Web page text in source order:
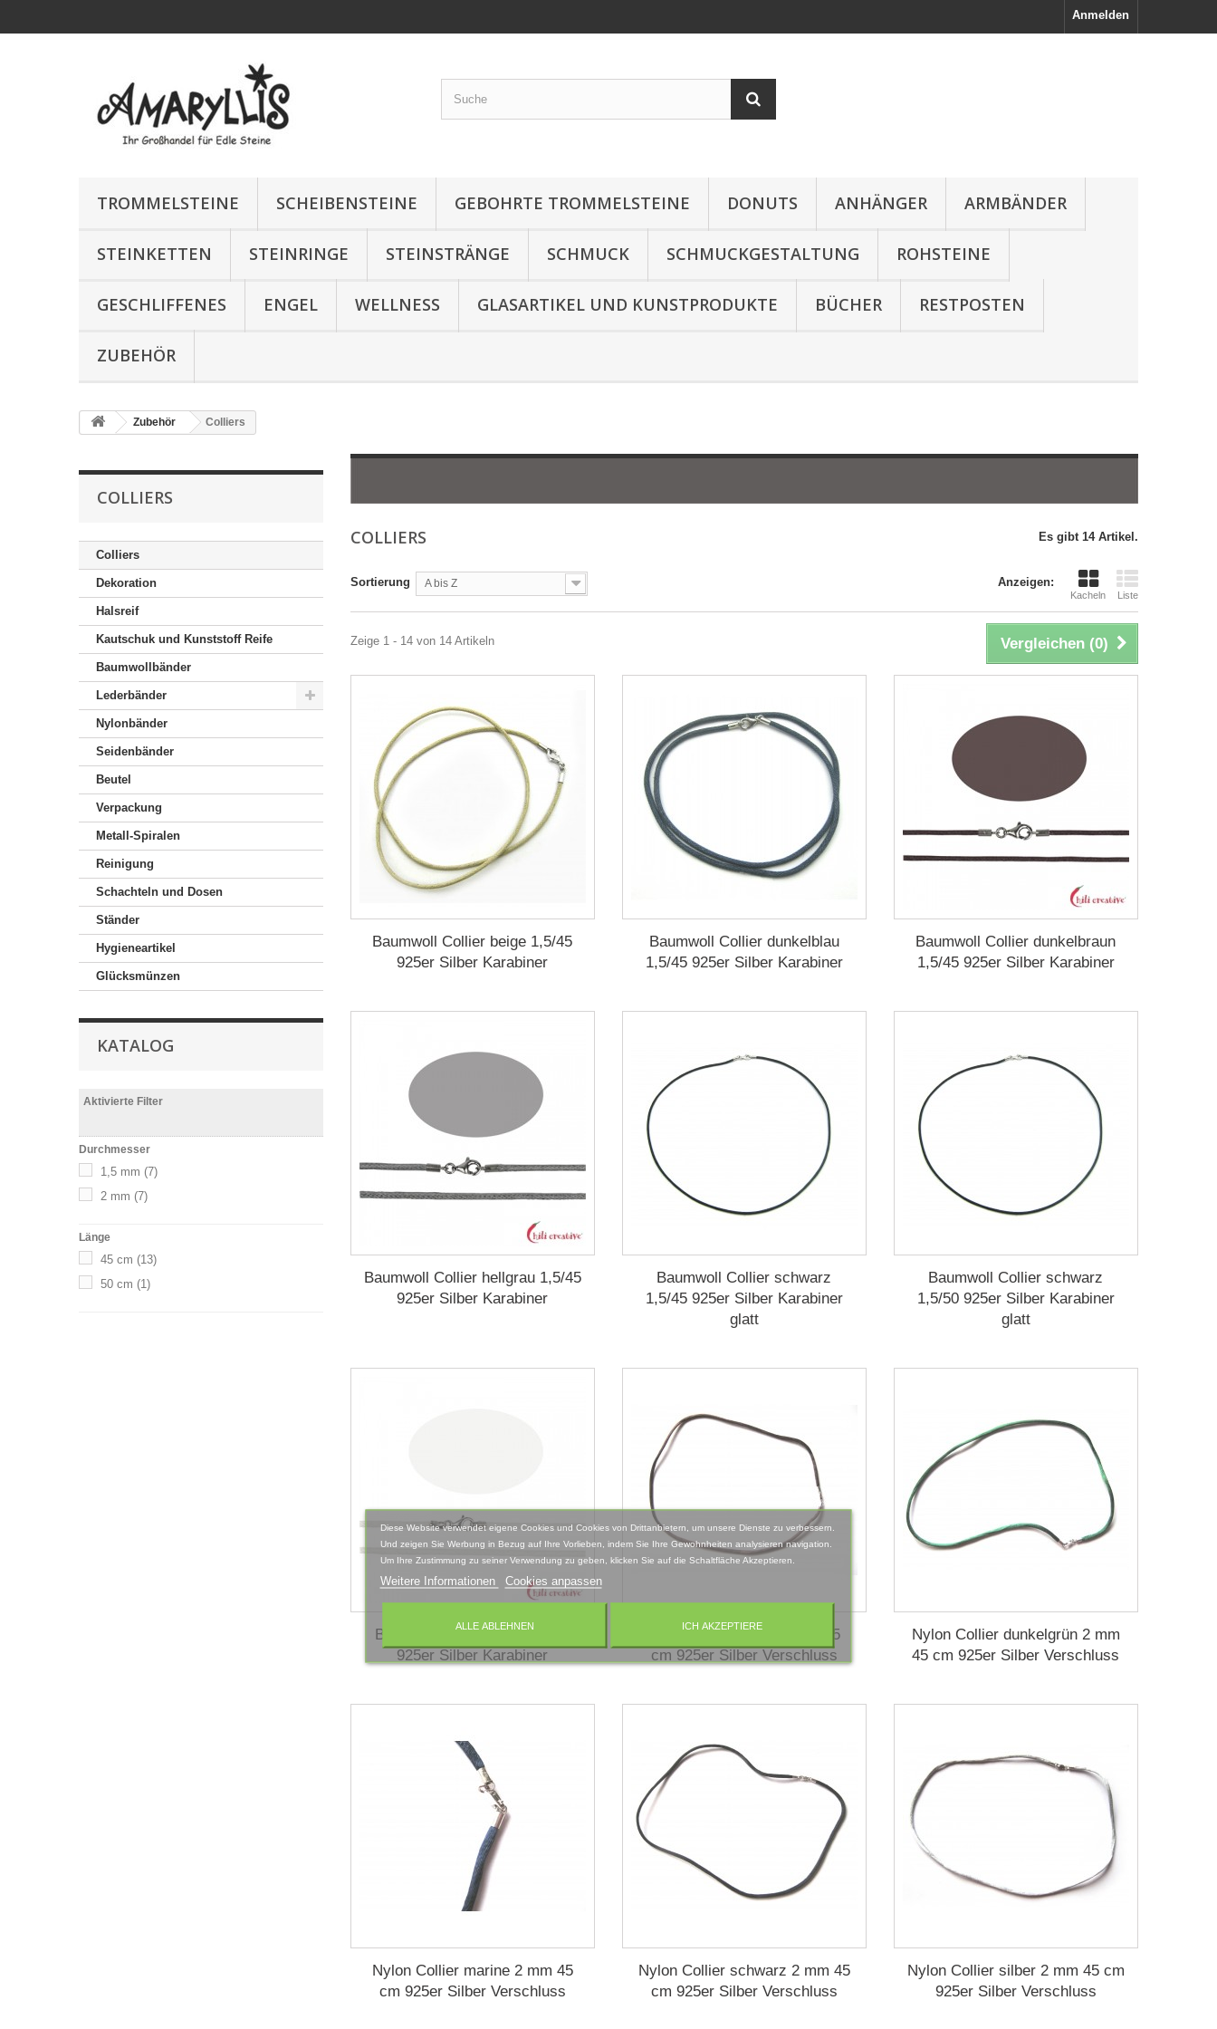
Anmelden
TROMMELSTEINE SCHEIBENSTEINE GEBOHRTE TROMMELSTEINE DONUTS ANHÄNGER ARMBÄNDER
STEINKETTEN STEINRINGE STEINSTRÄNGE SCHMUCK SCHMUCKGESTALTUNG ROHSTEINE
GESCHLIFFENES ENGEL WELLNESS GLASARTIKEL UND KUNSTPRODUKTE BÜCHER RESTPOSTEN
ZUBEHÖR
Zubehör Colliers
COLLIERS
Colliers
Dekoration
Halsreif
Kautschuk und Kunststoff Reife
Baumwollbänder
Lederbänder
Nylonbänder
Seidenbänder
Beutel
Verpackung
Metall-Spiralen
Reinigung
Schachteln und Dosen
Ständer
Hygieneartikel
Glücksmünzen
KATALOG
Aktivierte Filter
Durchmesser
1,5 mm (7)
2 mm (7)
Länge
45 cm (13)
50 cm (1)
COLLIERS Es gibt 14 Artikel.
Anzeigen:
Kacheln Liste
Sortierung A bis Z
Vergleichen (0)
Zeige 1 - 14 von 14 Artikeln
Baumwoll Collier beige 1,5/45
925er Silber Karabiner
Baumwoll Collier dunkelblau
1,5/45 925er Silber Karabiner
Baumwoll Collier dunkelbraun
1,5/45 925er Silber Karabiner
Baumwoll Collier hellgrau 1,5/45
925er Silber Karabiner
Baumwoll Collier schwarz
1,5/45 925er Silber Karabiner
glatt
Baumwoll Collier schwarz
1,5/50 925er Silber Karabiner
glatt
Baumwoll Collier weiß 1,5/45
925er Silber Karabiner
Nylon Collier braun 2 mm 45
cm 925er Silber Verschluss
Nylon Collier dunkelgrün 2 mm
45 cm 925er Silber Verschluss
Nylon Collier marine 2 mm 45
cm 925er Silber Verschluss
Nylon Collier schwarz 2 mm 45
cm 925er Silber Verschluss
Nylon Collier silber 2 mm 45 cm
925er Silber Verschluss
Diese Website verwendet eigene Cookies und Cookies von Drittanbietern, um unsere Dienste zu verbessern.
Und zeigen Sie Werbung in Bezug auf Ihre Vorlieben, indem Sie Ihre Gewohnheiten analysieren navigation.
Um Ihre Zustimmung zu seiner Verwendung zu geben, klicken Sie auf die Schaltfläche Akzeptieren.
Weitere Informationen Cookies anpassen
ALLE ABLEHNEN ICH AKZEPTIERE